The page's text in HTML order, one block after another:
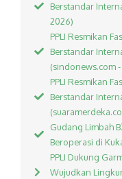
Berstandar
2026)
PPLI Resmikan
Berstandar
(sindonews.com -
PPLI Resmikan
Berstandar
Gudang Limbah
Beroperasi di
PPLI Dukung
Wujudkan